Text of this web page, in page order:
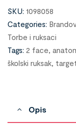
SKU: 1098058
Categories:
Torbe i ruksaci
Tags: 2 face,
školski ruksak,
Opis